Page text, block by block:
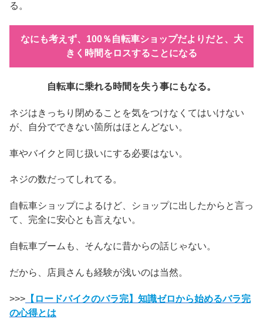
る。
なにも考えず、100％自転車ショップだよりだと、大
きく時間をロスすることになる
自転車に乗れる時間を失う事にもなる。
ネジはきっちり閉めることを気をつけなくてはいけない
が、自分でできない箇所はほとんどない。
車やバイクと同じ扱いにする必要はない。
ネジの数だってしれてる。
自転車ショップによるけど、ショップに出したからと言っ
て、完全に安心とも言えない。
自転車ブームも、そんなに昔からの話じゃない。
だから、店員さんも経験が浅いのは当然。
>>> 【ロードバイクのバラ完】知識ゼロから始めるバラ完
の心得とは